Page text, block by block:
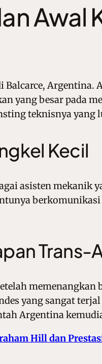
Awal
Balcarce,
yang besar pada
teknisnya yang
Kecil
asisten mekanik
Trans-
yang sangat
Argentina
Hill dan